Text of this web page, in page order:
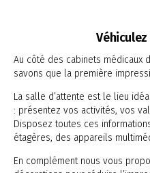
Véhiculez
Au côté des cabinets médicaux
savons que la première
La salle d’attente est le lieu
: présentez vos activités, vos
Disposez toutes ces
étagères, des appareils
En complément nous vous